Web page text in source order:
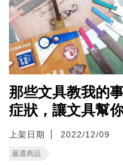
那些文具教我的
症狀，讓文具幫
上架日期 2022/12/09
嚴選商品